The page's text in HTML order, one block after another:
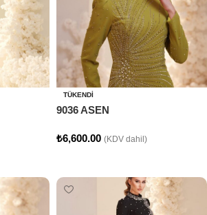
TÜKENDI
9036 ASEN
₺6,600.00 (KDV dahil)